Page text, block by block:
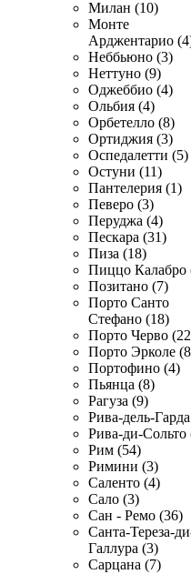
Милан (10)
Монте
Арджентарио
Неббьюно (3)
Неттуно (9)
Оджеббио (4)
Ольбия (4)
Орбетелло (8)
Ортиджия (3)
Оспедалетти (5)
Остуни (11)
Пантелерия (1)
Певеро (3)
Перуджа (4)
Пескара (31)
Пиза (18)
Пиццо Калабро
Позитано (7)
Порто Санто
Стефано (18)
Порто Черво
Порто Эрколе
Портофино (4)
Пьянца (8)
Рагуза (9)
Рива-дель-
Рива-ди-Сольто
Рим (54)
Римини (3)
Саленто (4)
Сало (3)
Сан - Ремо (36)
Санта-Тереза-
Галлура (3)
Сарцана (7)